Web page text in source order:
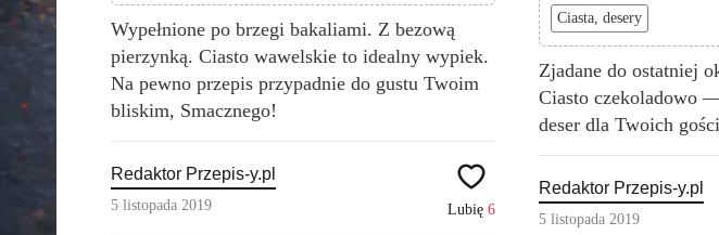
Wypełnione po brzegi bakaliami. Z bezową
pierzynką. Ciasto wawelskie to idealny wypiek.
Na pewno przepis przypadnie do gustu Twoim
bliskim, Smacznego!
Redaktor Przepis-y.pl
5 listopada 2019 Lubię 6
Ciasta, desery
Zjadane do ostatniej
Ciasto czekoladowo
deser dla Twoich
Redaktor Przepis-y.pl
5 listopada 2019